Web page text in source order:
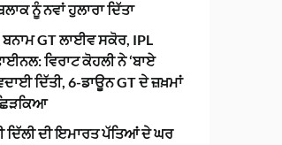
ਨੂੰ ਨਵਾਂ ਹੁਲਾਰਾ ਦਿੱਤਾ
ਬਨਾਮ GT ਲਾਈਵ ਸਕੋਰ, IPL
ਵਿਰਾਟ ਕੋਹਲੀ ਨੇ ‘ਬਾਏ
ਦਿੱਤੀ, 6-ਡਾਊਨ GT ਦੇ ਜ਼ਖ਼ਮਾਂ
ਦਿੱਲੀ ਦੀ ਇਮਾਰਤ ਪੱਤਿਆਂ ਦੇ ਘਰ